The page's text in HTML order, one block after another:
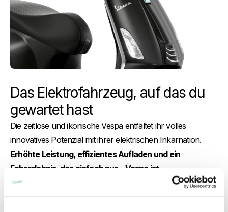
Das Elektrofahrzeug, auf das du
gewartet hast
Die zeitlose und ikonische Vespa entfaltet ihr volles
innovatives Potenzial mit ihrer elektrischen Inkarnation.
Erhöhte Leistung, effizientes Aufladen und ein
Fahrerlebnis, das einfach nur... Vespa ist.